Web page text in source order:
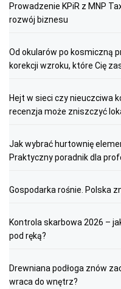
Prowadzenie KPiR z MNP
rozwój biznesu
Od okularów po kosmiczną
korekcji wzroku, które Cię
Hejt w sieci czy nieuczciwa
recenzja może zniszczyć
Jak wybrać hurtownię
Praktyczny poradnik dla
Gospodarka rośnie. Polska
Kontrola skarbowa 2026 –
pod ręką?
Drewniana podłoga znów
wraca do wnętrz?